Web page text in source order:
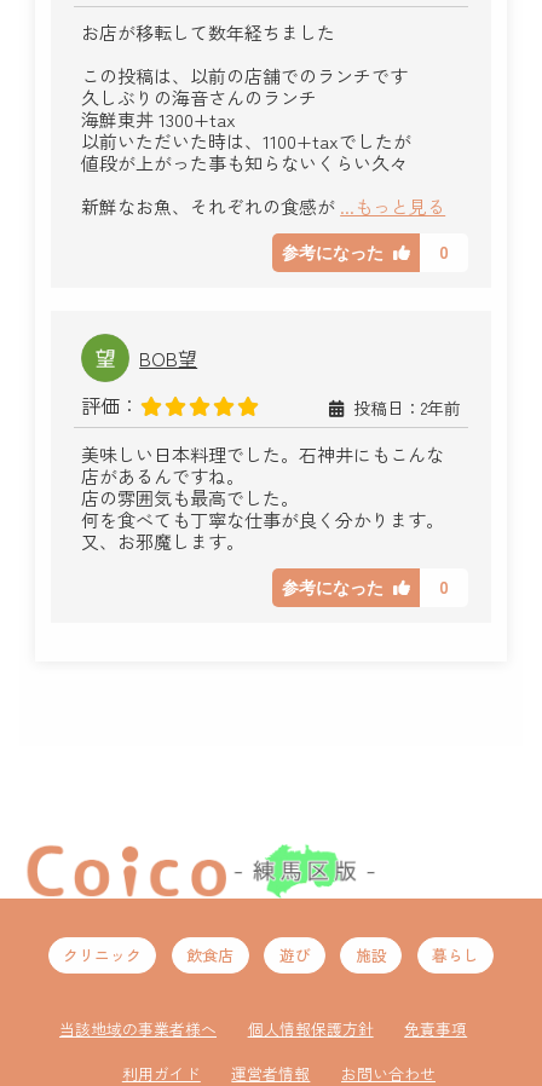
お店が移転して数年経ちました
この投稿は、以前の店舗でのランチです
久しぶりの海音さんのランチ
海鮮東丼 1300+tax
以前いただいた時は、1100+taxでしたが
値段が上がった事も知らないくらい久々
新鮮なお魚、それぞれの食感が ...もっと見る
参考になった 0
BOB望
評価：
投稿日：2年前
美味しい日本料理でした。石神井にもこんな
店があるんですね。
店の雰囲気も最高でした。
何を食べても丁寧な仕事が良く分かります。
又、お邪魔します。
参考になった 0
クリニック 飲食店 遊び 施設 暮らし
当該地域の事業者様へ 個人情報保護方針
免責事項
利用ガイド
運営者情報 お問い合わせ